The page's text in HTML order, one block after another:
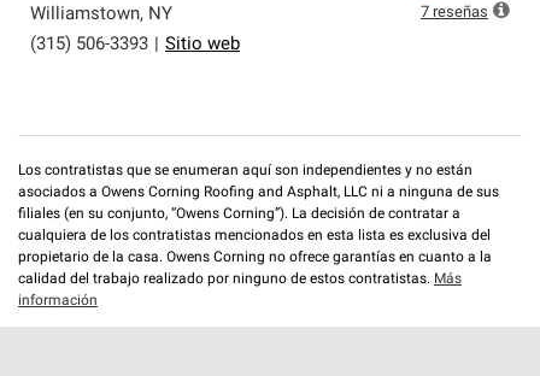
que cumplen con altos estándares y requisitos estrictos
de profesionalismo y confiabilidad.
Williamstown, NY
(315) 506-3393
Sitio web
7 reseñas
Los contratistas que se enumeran aquí son independientes y no están
asociados a Owens Corning Roofing and Asphalt, LLC ni a ninguna de sus
filiales (en su conjunto, “Owens Corning”). La decisión de contratar a
cualquiera de los contratistas mencionados en esta lista es exclusiva del
propietario de la casa. Owens Corning no ofrece garantías en cuanto a la
calidad del trabajo realizado por ninguno de estos contratistas. Más
información